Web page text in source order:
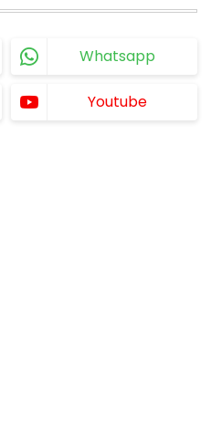
Whatsapp
Youtube